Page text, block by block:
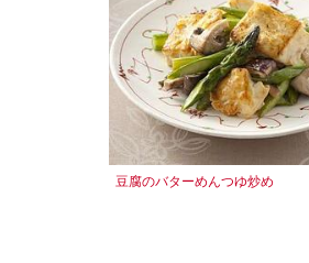
豆腐のバターめんつゆ炒め